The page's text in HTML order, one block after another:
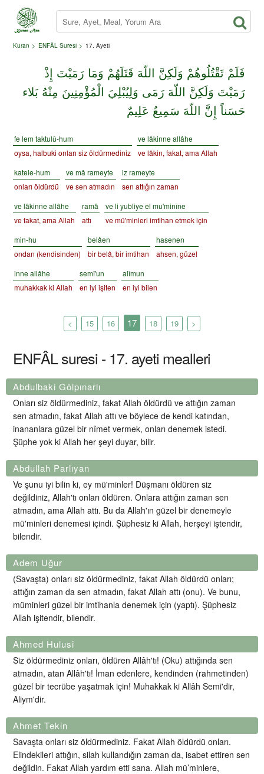
Kuran ENFÂL Suresi 17. Ayeti
فَلَمْ تَقْتُلُوهُمْ وَلَكِنَّ اللّهَ قَتَلَهُمْ وَمَا رَمَيْتَ إِذْ
رَمَيْتَ وَلَكِنَّ اللّهَ رَمَى وَلِيُبْلِيَ الْمُؤْمِنِينَ مِنْهُ بَلاء
حَسَناً إِنَّ اللّهَ سَمِيعٌ عَلِيمٌ
fe lem taktulû-hum
oysa, halbuki onları siz öldürmediniz
ve lâkinne allâhe
ve lâkin, fakat, ama Allah
katele-hum
onları öldürdü
ve mâ rameyte
ve sen atmadın
iz rameyte
sen attığın zaman
ve lâkinne allâhe
ve fakat, ama Allah
ramâ
attı
ve li yubliye el mu'minîne
ve mü'minleri imtihan etmek için
min-hu
ondan (kendisinden)
belâen
bir belâ, bir imtihan
hasenen
ahsen, güzel
inne allâhe
muhakkak ki Allah
semî'un
en iyi işiten
alîmun
en iyi bilen
< 15 16 17 18 19 >
ENFÂL suresi - 17. ayeti mealleri
Abdulbaki Gölpınarlı
Onları siz öldürmediniz, fakat Allah öldürdü ve attığın zaman
sen atmadın, fakat Allah attı ve böylece de kendi katından,
inananlara güzel bir nîmet vermek, onları denemek istedi.
Şüphe yok ki Allah her şeyi duyar, bilir.
Abdullah Parlıyan
Ve şunu iyi bilin ki, ey mü'minler! Düşmanı öldüren siz
değildiniz, Allah'tı onları öldüren. Onlara attığın zaman sen
atmadın, ama Allah attı. Bu da Allah'ın güzel bir denemeyle
mü'minleri denemesi içindi. Şüphesiz ki Allah, herşeyi iştendir,
bilendir.
Adem Uğur
(Savaşta) onları siz öldürmediniz, fakat Allah öldürdü onları;
attığın zaman da sen atmadın, fakat Allah attı (onu). Ve bunu,
müminleri güzel bir imtihanla denemek için (yaptı). Şüphesiz
Allah işitendir, bilendir.
Ahmed Hulusi
Siz öldürmediniz onları, öldüren Allâh'tı! (Oku) attığında sen
atmadın, atan Allâh'tı! İman edenlere, kendinden (rahmetinden)
güzel bir tecrübe yaşatmak için! Muhakkak ki Allâh Semi'dir,
Aliym'dir.
Ahmet Tekin
Savaşta onları siz öldürmediniz. Fakat Allah öldürdü onları.
Elindekileri attığın, silah kullandığın zaman da, isabet ettiren sen
değildin. Fakat Allah yardım etti sana. Allah mü’minlere,